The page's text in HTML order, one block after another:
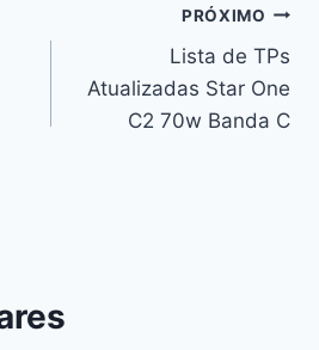
PRÓXIMO
Lista de TPs
Atualizadas Star One
C2 70w Banda C